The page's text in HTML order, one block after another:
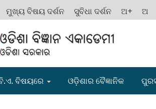
ମୁଖ୍ୟ ବିଷୟ ଦର୍ଶନ ସୁବିଧା ଦର୍ଶନ ଅ+ ଅ
ବିଷୟରେ ଓଡ଼ିଶାର ବୈଜ୍ଞାନିକ